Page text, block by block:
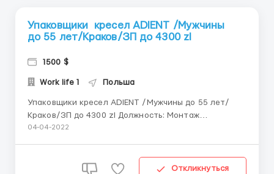
Упаковщики кресел ADIENT /Мужчины
до 55 лет/Краков/ЗП до 4300 zl
1500 $
Work life 1 Польша
Упаковщики кресел ADIENT /Мужчины до 55 лет/
Краков/ЗП до 4300 zl Должность: Монтаж
автомобильных кресел ADIENT Заработная плата:
Работа при изготовлении элитных автомобильны...
04-04-2022
Откликнуться